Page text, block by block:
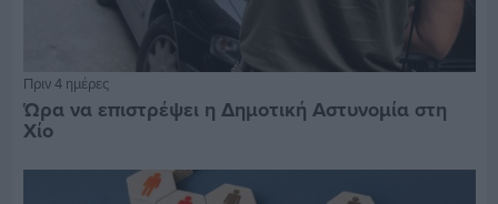
Πριν 4 ημέρες
Ώρα να επιστρέψει η Δημοτική Αστυνομία στη
Χίο